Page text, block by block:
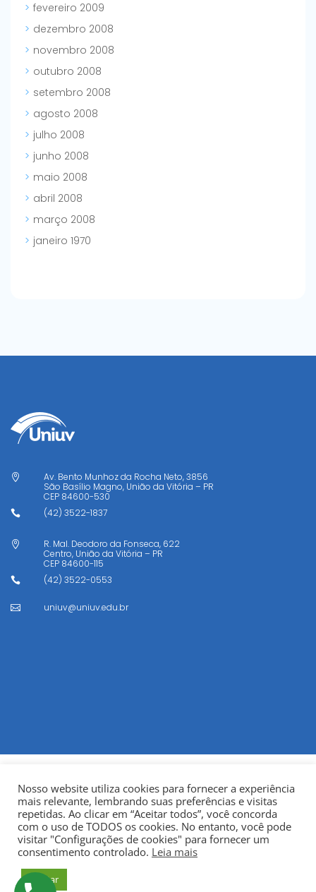
fevereiro 2009
dezembro 2008
novembro 2008
outubro 2008
setembro 2008
agosto 2008
julho 2008
junho 2008
maio 2008
abril 2008
março 2008
janeiro 1970

Av. Bento Munhoz da Rocha Neto, 3856
São Basílio Magno, União da Vitória – PR
CEP 84600-530
 (42) 3522-1837

R. Mal. Deodoro da Fonseca, 622
Centro, União da Vitória – PR
CEP 84600-115
 (42) 3522-0553
 uniuv@uniuv.edu.br
© Copyright 2022Fundação Municipal Centro Universitário
da Cidade de União da Vitória – UNIUV
Nosso website utiliza cookies para fornecer a experiência
mais relevante, lembrando suas preferências e visitas
repetidas. Ao clicar em “Aceitar todos”, você concorda
com o uso de TODOS os cookies. No entanto, você pode
visitar "Configurações de cookies" para fornecer um
consentimento controlado. Leia mais
Aceitar